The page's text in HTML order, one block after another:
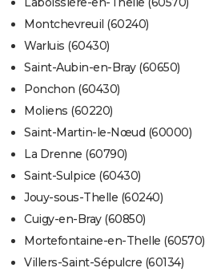
Montchevreuil (60240)
Warluis (60430)
Saint-Aubin-en-Bray (60650)
Ponchon (60430)
Moliens (60220)
Saint-Martin-le-Nœud (60000)
La Drenne (60790)
Saint-Sulpice (60430)
Jouy-sous-Thelle (60240)
Cuigy-en-Bray (60850)
Mortefontaine-en-Thelle (60570)
Villers-Saint-Sépulcre (60134)